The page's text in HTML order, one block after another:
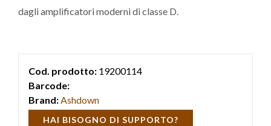
dagli amplificatori moderni di classe D.
Cod. prodotto: 19200114
Barcode:
Brand:Ashdown
HAI BISOGNO DI SUPPORTO?